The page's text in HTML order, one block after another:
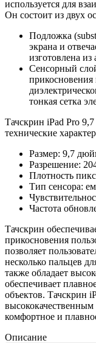
используется для
Он состоит из двух
Подложка
экрана и
изготовлена
Сенсорный
прикосновения
тонкая сетка
Тачскрин iPad Pro
технические
Размер: 9,7
Разрешение:
Плотность
Тип сенсора:
Частота
Тачскрин
прикосновения
позволяет
несколько пальцев
также обладает
обеспечивает
объектов. Тачскрин
комфортное и
Описание